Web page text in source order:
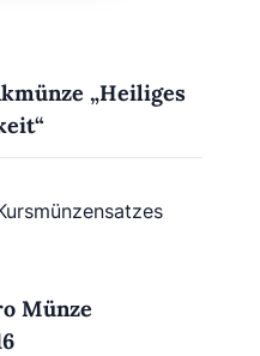
„Heiliges
Münze